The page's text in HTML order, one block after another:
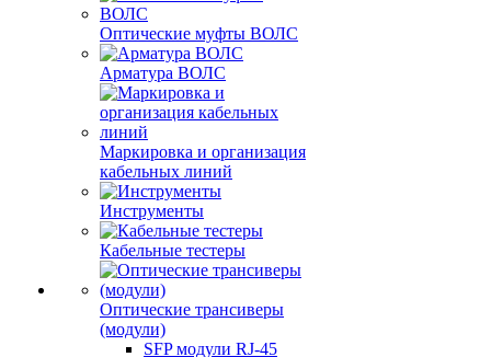
Оптические муфты ВОЛС
Арматура ВОЛС
Маркировка и организация
кабельных линий
Инструменты
Кабельные тестеры
Оптические трансиверы
(модули)
SFP модули RJ-45